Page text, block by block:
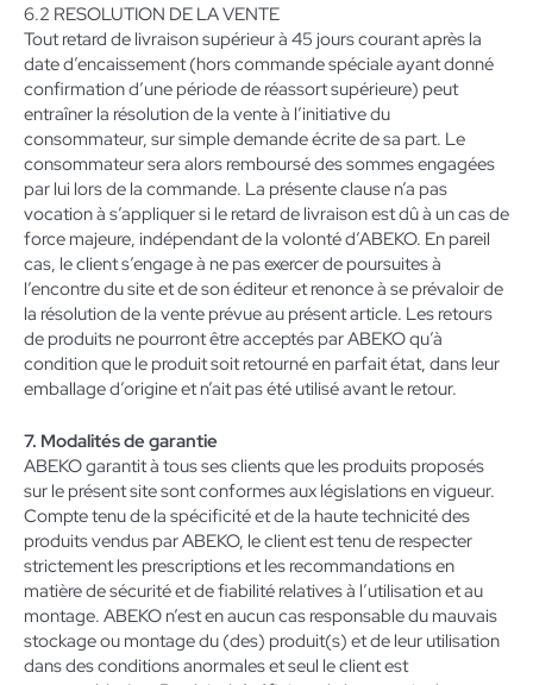
6.2 RESOLUTION DE LA VENTE
Tout retard de livraison supérieur à 45 jours courant après la
date d’encaissement (hors commande spéciale ayant donné
confirmation d’une période de réassort supérieure) peut
entraîner la résolution de la vente à l’initiative du
consommateur, sur simple demande écrite de sa part. Le
consommateur sera alors remboursé des sommes engagées
par lui lors de la commande. La présente clause n’a pas
vocation à s’appliquer si le retard de livraison est dû à un cas de
force majeure, indépendant de la volonté d’ABEKO. En pareil
cas, le client s’engage à ne pas exercer de poursuites à
l’encontre du site et de son éditeur et renonce à se prévaloir de
la résolution de la vente prévue au présent article. Les retours
de produits ne pourront être acceptés par ABEKO qu’à
condition que le produit soit retourné en parfait état, dans leur
emballage d’origine et n’ait pas été utilisé avant le retour.
7. Modalités de garantie
ABEKO garantit à tous ses clients que les produits proposés
sur le présent site sont conformes aux législations en vigueur.
Compte tenu de la spécificité et de la haute technicité des
produits vendus par ABEKO, le client est tenu de respecter
strictement les prescriptions et les recommandations en
matière de sécurité et de fiabilité relatives à l’utilisation et au
montage. ABEKO n’est en aucun cas responsable du mauvais
stockage ou montage du (des) produit(s) et de leur utilisation
dans des conditions anormales et seul le client est